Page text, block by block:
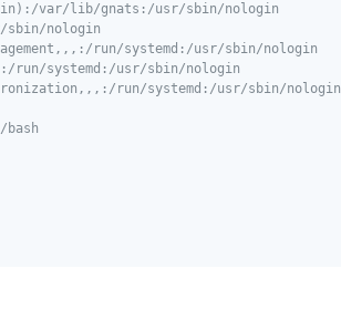
var/lib/gnats:/usr/sbin/nologin
sbin/nologin
run/systemd:/usr/sbin/nologin
run/systemd:/usr/sbin/nologin
run/systemd:/usr/sbin/nologin
bash